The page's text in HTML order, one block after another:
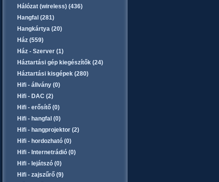
Hálózat (wireless) (436)
Hangfal (281)
Hangkártya (20)
Ház (559)
Ház - Szerver (1)
Háztartási gép kiegészítők (24)
Háztartási kisgépek (280)
Hifi - állvány (0)
Hifi - DAC (2)
Hifi - erősítő (0)
Hifi - hangfal (0)
Hifi - hangprojektor (2)
Hifi - hordozható (0)
Hifi - Internetrádió (0)
Hifi - lejátszó (0)
Hifi - zajszűrő (9)